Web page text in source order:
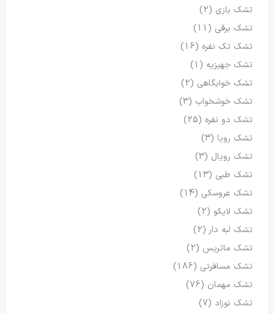
تشک بازی (2)
تشک برقی (11)
تشک تک نفره (16)
تشک جهیزیه (1)
تشک خوابگاهی (2)
تشک خوشخواب (3)
تشک دو نفره (25)
تشک رویا (3)
تشک رویال (3)
تشک طبی (13)
تشک عروسکی (14)
تشک لایکو (2)
تشک لبه دار (2)
تشک ماتریس (2)
تشک مسافرتی (186)
تشک مهمان (76)
تشک نوزاد (7)